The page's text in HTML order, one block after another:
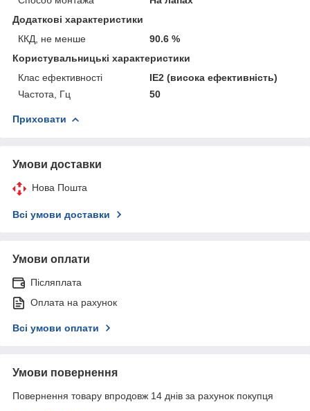
Додаткові характеристики
ККД, не менше
90.6 %
Користувальницькі характеристики
Клас ефективності
IE2 (висока ефективність)
Частота, Гц
50
Приховати
Умови доставки
Нова Пошта
Всі умови доставки
Умови оплати
Післяплата
Оплата на рахунок
Всі умови оплати
Умови повернення
Повернення товару впродовж 14 днів за рахунок покупця